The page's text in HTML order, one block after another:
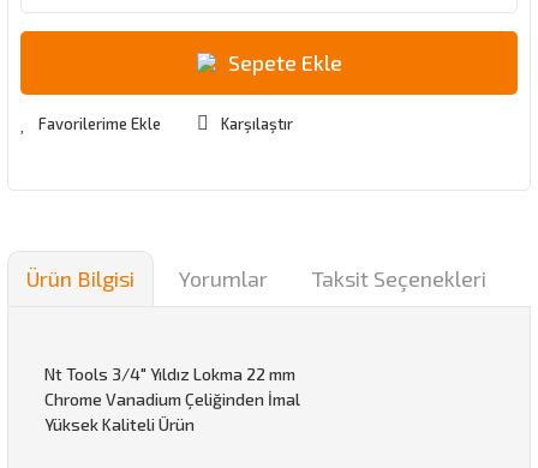
Sepete Ekle
Karşılaştır
Ürün Bilgisi Yorumlar Taksit Seçenekleri
Nt Tools 3/4" Yıldız Lokma 22 mm
Chrome Vanadium Çeliğinden İmal
Yüksek Kaliteli Ürün